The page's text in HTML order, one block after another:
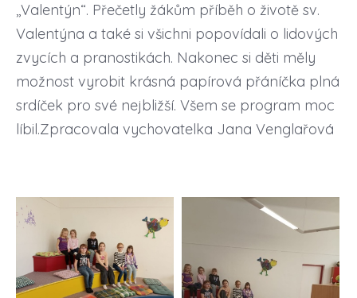
,,Valentýn“. Přečetly žákům příběh o životě sv.
Valentýna a také si všichni popovídali o lidových
zvycích a pranostikách. Nakonec si děti měly
možnost vyrobit krásná papírová přáníčka plná
srdíček pro své nejbližší. Všem se program moc
líbil.Zpracovala vychovatelka Jana Venglařová